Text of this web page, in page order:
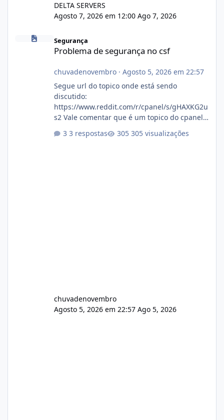
DELTA SERVERS
Agosto 7, 2026 em 12:00 Ago 7, 2026
Problema de segurança no csf
Segurança
Problema de segurança no csf
chuvadenovembro· Agosto 5, 2026 em 22:57
Segue url do topico onde está sendo
discutido:
https://www.reddit.com/r/cpanel/s/gHAXKG2u
s2 Vale comentar que é um topico do cpanel...
3 respostas 305 visualizações
chuvadenovembro
Agosto 5, 2026 em 22:57 Ago 5, 2026